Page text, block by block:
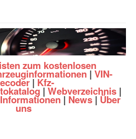
-Auto – Neupreis ermitteln einfach
zum kostenlosen
| VIN-
| Kfz-
| Webverzeichnis |
| News| Über
uns